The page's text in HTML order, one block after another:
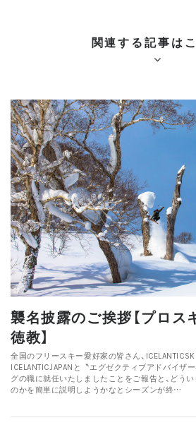
関連する記事は
襲名披露のご挨拶【プロス
徳教】
全国のフリースキー愛好家の皆さん、
ICELANTICJAPANと〝エグゼクティブアドバイザ
グの職に就任いたしましたことをご報告と、どう
のかを簡単に説明しようかなとシーズンが終…